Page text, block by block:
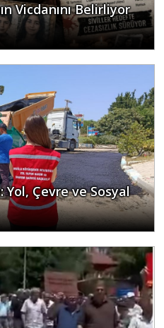
Vicdanını Belirliyor
Çevre ve Sosyal